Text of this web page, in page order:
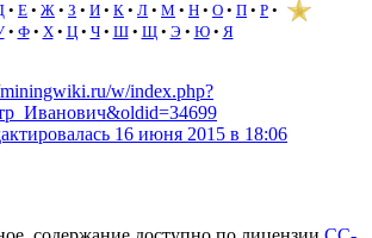
• Е • Ж • З • И • К • Л • М • Н • О • П • Р •
• Ф• Х• Ц• Ч• Ш• Щ• Э • Ю• Я
w/index.php?
16 июня 2015 в 18:06